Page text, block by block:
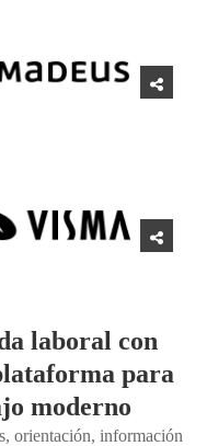
laboral con
para
moderno
orientación, información